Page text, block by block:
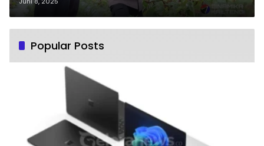
Popular Posts